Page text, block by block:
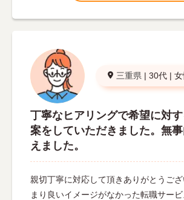
三重県 | 30代 |
丁寧なヒアリングで希望に対
案をしていただきました。無
えました。
親切丁寧に対応して頂きありがとうご
まり良いイメージがなかった転職サー